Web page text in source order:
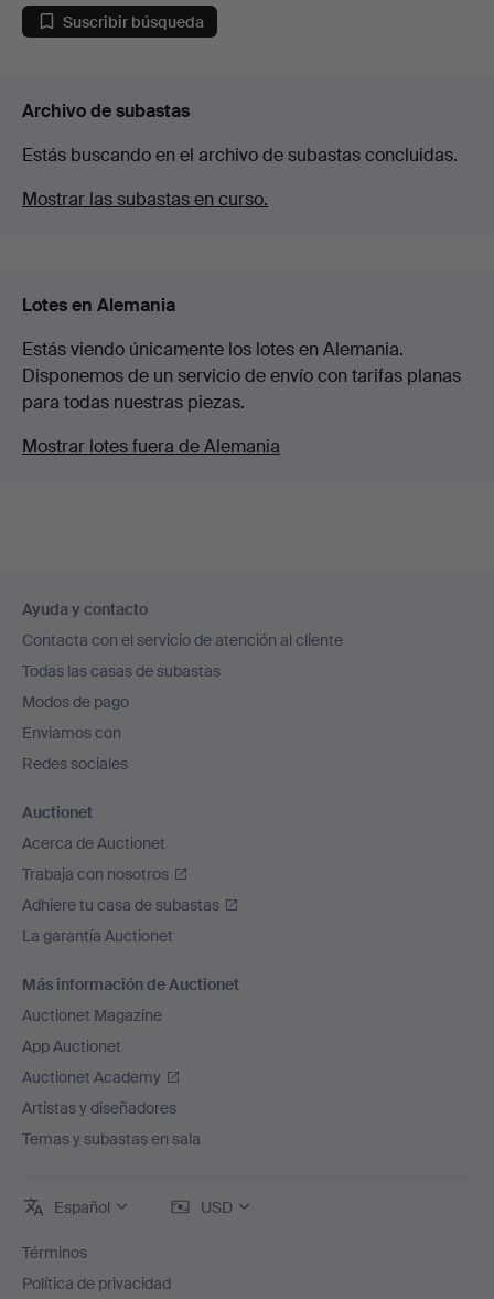
Suscribir búsqueda
Archivo de subastas
Estás buscando en el archivo de subastas concluidas.
Mostrar las subastas en curso.
Lotes en Alemania
Estás viendo únicamente los lotes en Alemania.
Disponemos de un servicio de envío con tarifas planas
para todas nuestras piezas.
Mostrar lotes fuera de Alemania
en
el
pie
de
página
Ayuda y contacto
Contacta con el servicio de atención al cliente
Todas las casas de subastas
Modos de pago
Enviamos con
Redes sociales
Auctionet
Acerca de Auctionet
Trabaja con nosotros
Adhiere tu casa de subastas
La garantía Auctionet
Más información de Auctionet
Auctionet Magazine
App Auctionet
Auctionet Academy
Artistas y diseñadores
Temas y subastas en sala
Español USD
Términos
Política de privacidad